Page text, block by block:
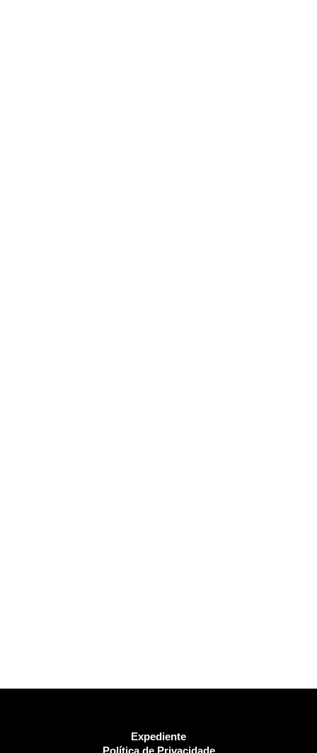
Expediente